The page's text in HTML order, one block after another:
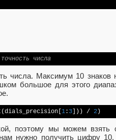
числа
числа. Максимум 10
большое для этого
1: 3])) / 2
поэтому мы можем взять
нужно получить цифру